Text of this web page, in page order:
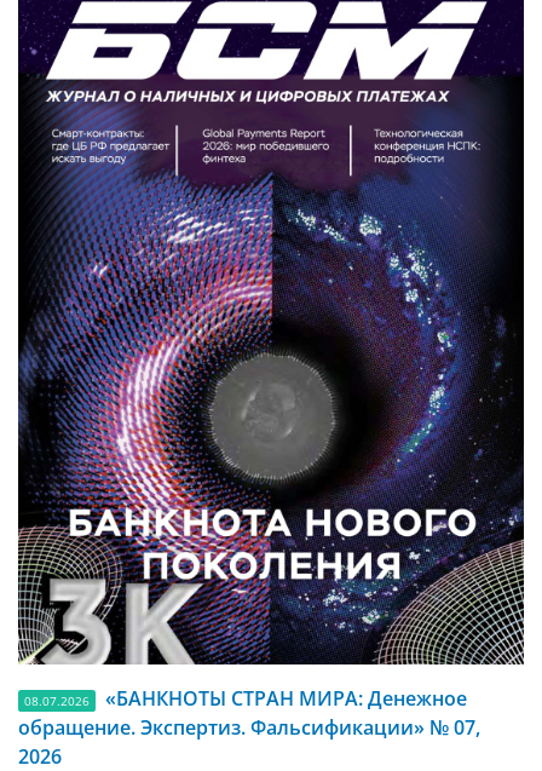
08.07.2026
«БАНКНОТЫ СТРАН МИРА: Денежное
обращение. Экспертиз. Фальсификации» № 07,
2026